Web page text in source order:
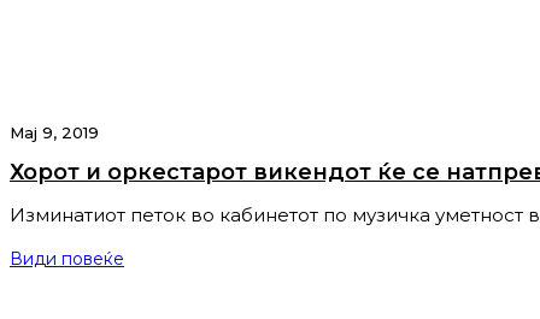
Мај 9, 2019
Хорот и оркестарот викендот ќе се
Изминатиот петок во кабинетот по музичка уметност
Види повеќе